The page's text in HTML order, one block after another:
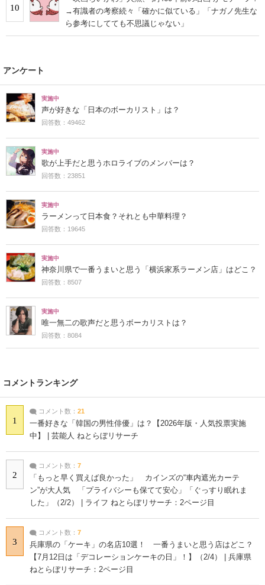
10
→有識者の考察続々「確かに似ている」「ナガノ先生な
ら参考にしてても不思議じゃない」
アンケート
実施中
声が好きな「日本のボーカリスト」は？
回答数：49462
実施中
歌が上手だと思うホロライブのメンバーは？
回答数：23851
実施中
ラーメンって日本食？それとも中華料理？
回答数：19645
実施中
神奈川県で一番うまいと思う「横浜家系ラーメン店」はどこ？
回答数：8507
実施中
唯一無二の歌声だと思うボーカリストは？
回答数：8084
コメントランキング
1
コメント数： 21
一番好きな「韓国の男性俳優」は？【2026年版・人気投票実施
中】 | 芸能人 ねとらぼリサーチ
2
コメント数： 7
「もっと早く買えば良かった」 カインズの“車内遮光カーテ
ン”が大人気 「プライバシーも保てて安心」「ぐっすり眠れま
した」（2/2） | ライフ ねとらぼリサーチ：2ページ目
3
コメント数： 7
兵庫県の「ケーキ」の名店10選！ 一番うまいと思う店はどこ？
【7月12日は「デコレーションケーキの日」！】（2/4） | 兵庫県
ねとらぼリサーチ：2ページ目